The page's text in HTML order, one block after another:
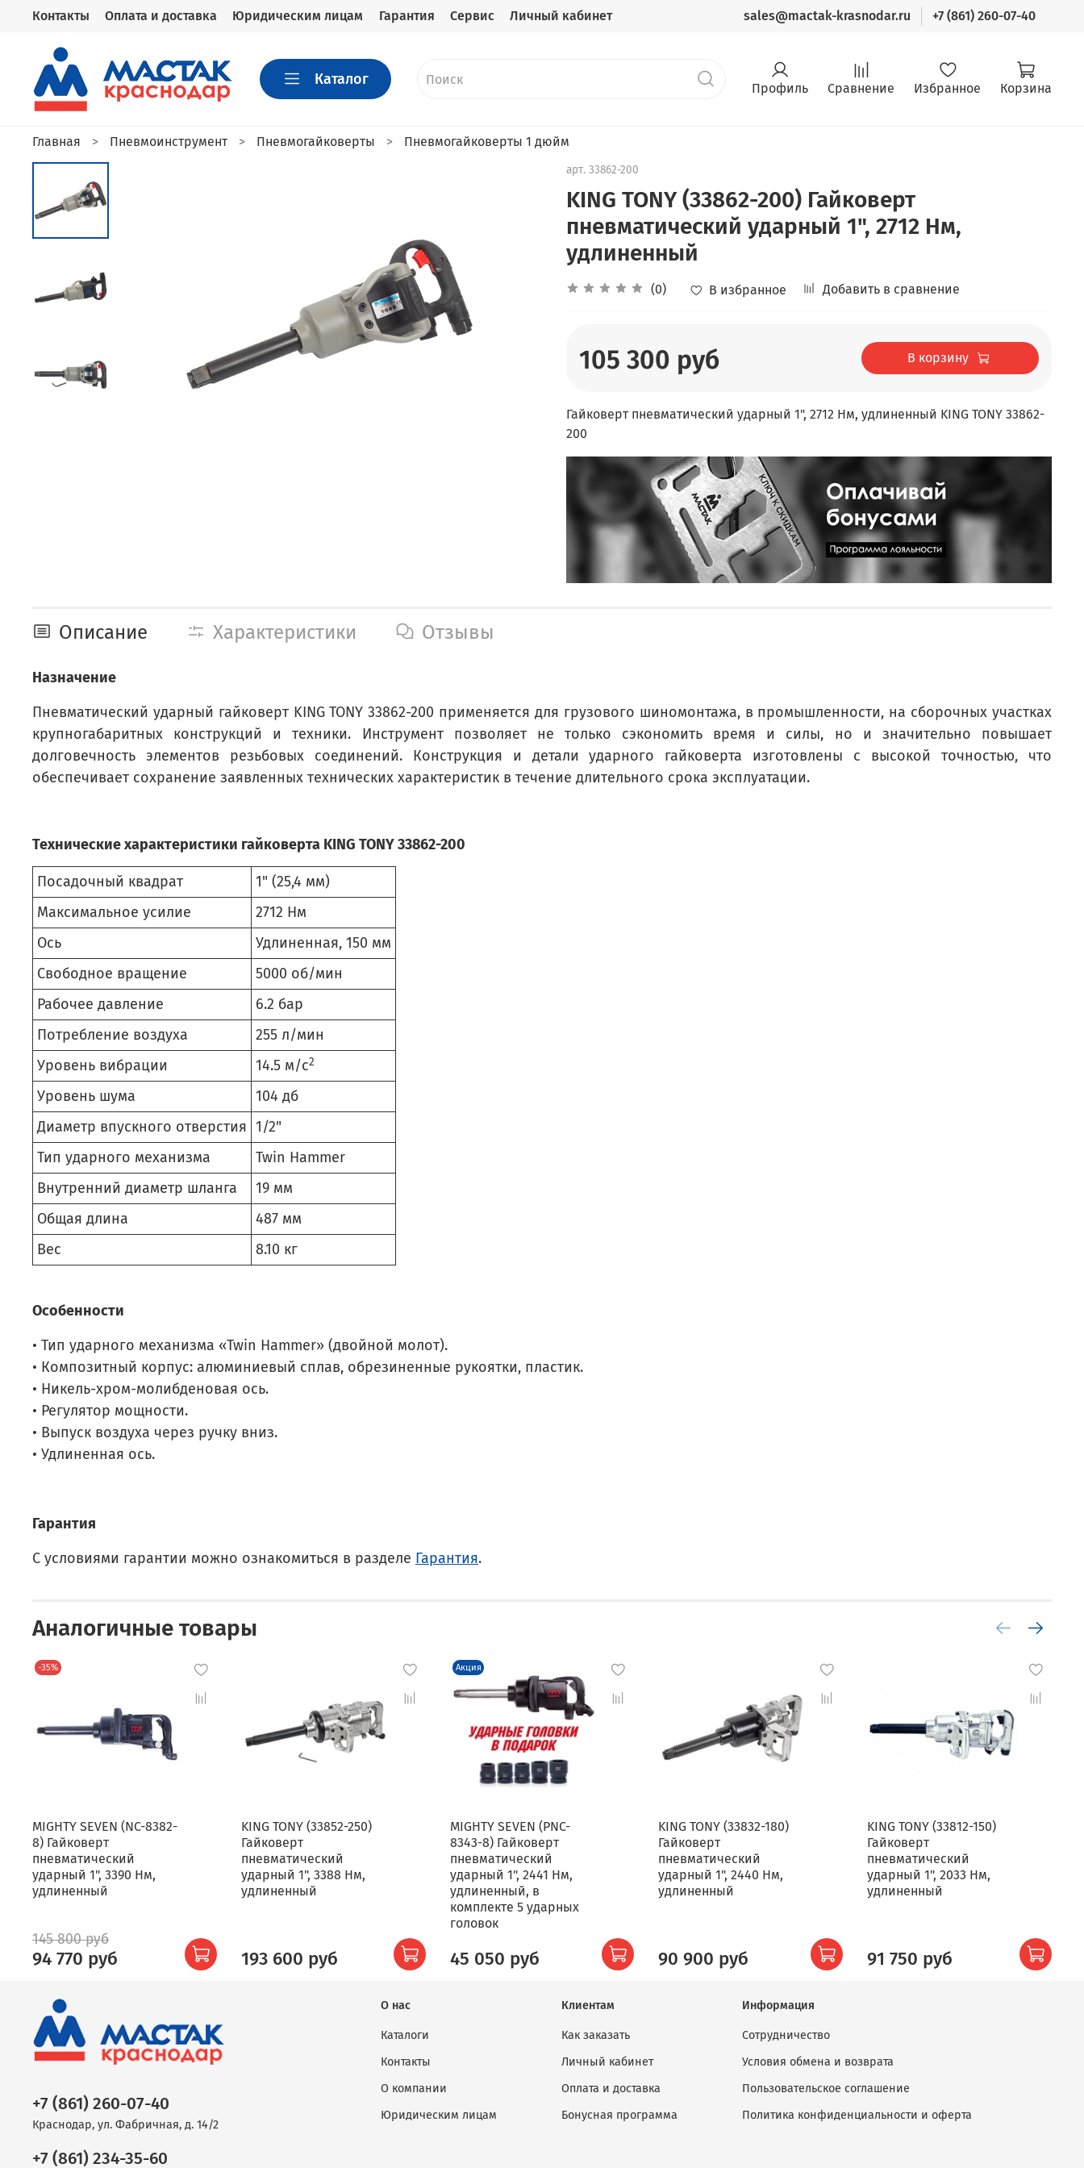
Контакты Оплата и доставка Юридическим лицам Гарантия Сервис Личный кабинет sales@mactak-krasnodar.ru +7 (861) 260-07-40
Каталог Профиль Сравнение Избранное Корзина
Главная Пневмоинструмент Пневмогайковерты Пневмогайковерты 1 дюйм
арт. 33862-200
KING TONY (33862-200) Гайковерт
пневматический ударный 1", 2712 Нм,
удлиненный
(0) В избранное Добавить в сравнение
105 300 руб В корзину
Гайковерт пневматический ударный 1", 2712 Нм, удлиненный KING TONY 33862-
200
Описание Характеристики Отзывы
Назначение
Пневматический ударный гайковерт KING TONY 33862-200 применяется для грузового шиномонтажа, в промышленности, на сборочных участках
крупногабаритных конструкций и техники. Инструмент позволяет не только сэкономить время и силы, но и значительно повышает
долговечность элементов резьбовых соединений. Конструкция и детали ударного гайковерта изготовлены с высокой точностью, что
обеспечивает сохранение заявленных технических характеристик в течение длительного срока эксплуатации.
Технические характеристики гайковерта KING TONY 33862-200
Посадочный квадрат
1" (25,4 мм)
Максимальное усилие
2712 Нм
Ось
Удлиненная, 150 мм
Свободное вращение
5000 об/мин
Рабочее давление
6.2 бар
Потребление воздуха
255 л/мин
Уровень вибрации
14.5 м/с2
Уровень шума
104 дб
Диаметр впускного отверстия 1/2"
Тип ударного механизма
Twin Hammer
Внутренний диаметр шланга
19 мм
Общая длина
487 мм
Вес
8.10 кг
Особенности
• Тип ударного механизма «Twin Hammer» (двойной молот).
• Композитный корпус: алюминиевый сплав, обрезиненные рукоятки, пластик.
• Никель-хром-молибденовая ось.
• Регулятор мощности.
• Выпуск воздуха через ручку вниз.
• Удлиненная ось.
Гарантия
С условиями гарантии можно ознакомиться в разделе Гарантия.
Аналогичные товары
-35%
MIGHTY SEVEN (NC-8382-
8) Гайковерт
пневматический
ударный 1", 3390 Нм,
удлиненный
145 800 руб
94 770 руб
KING TONY (33852-250)
Гайковерт
пневматический
ударный 1", 3388 Нм,
удлиненный
193 600 руб
Акция
MIGHTY SEVEN (PNC-
8343-8) Гайковерт
пневматический
ударный 1", 2441 Нм,
удлиненный, в
комплекте 5 ударных
головок
45 050 руб
KING TONY (33832-180)
Гайковерт
пневматический
ударный 1", 2440 Нм,
удлиненный
90 900 руб
KING TONY (33812-150)
Гайковерт
пневматический
ударный 1", 2033 Нм,
удлиненный
91 750 руб
О нас
Каталоги
Контакты
О компании
Юридическим лицам
Клиентам
Как заказать
Личный кабинет
Оплата и доставка
Бонусная программа
Информация
Сотрудничество
Условия обмена и возврата
Пользовательское соглашение
Политика конфиденциальности и оферта
+7 (861) 260-07-40
Краснодар, ул. Фабричная, д. 14/2
+7 (861) 234-35-60